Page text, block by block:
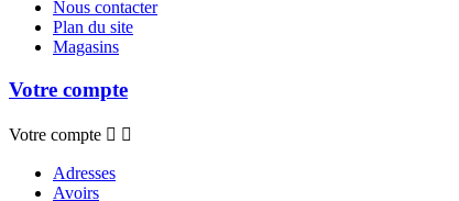
Nous contacter
Plan du site
Magasins
Votre compte
Votre compte  
Adresses
Avoirs